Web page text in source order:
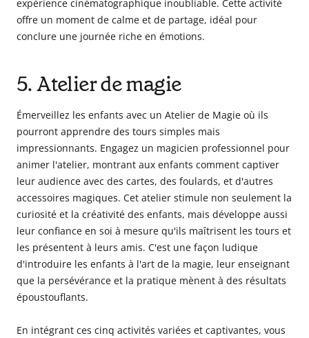
expérience cinématographique inoubliable. Cette activité
offre un moment de calme et de partage, idéal pour
conclure une journée riche en émotions.
5. Atelier de magie
Émerveillez les enfants avec un Atelier de Magie où ils
pourront apprendre des tours simples mais
impressionnants. Engagez un magicien professionnel pour
animer l'atelier, montrant aux enfants comment captiver
leur audience avec des cartes, des foulards, et d'autres
accessoires magiques. Cet atelier stimule non seulement la
curiosité et la créativité des enfants, mais développe aussi
leur confiance en soi à mesure qu'ils maîtrisent les tours et
les présentent à leurs amis. C'est une façon ludique
d'introduire les enfants à l'art de la magie, leur enseignant
que la persévérance et la pratique mènent à des résultats
époustouflants.
En intégrant ces cinq activités variées et captivantes, vous